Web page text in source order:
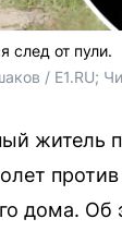
след от пули.
/ E1.RU;
житель
против
дома. Об